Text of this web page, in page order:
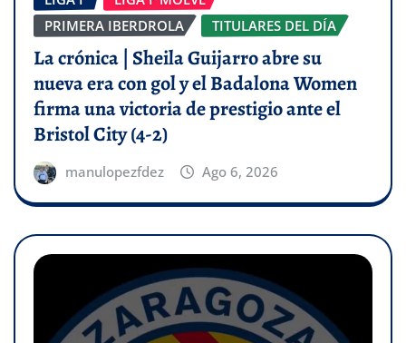
PRIMERA IBERDROLA
TITULARES DEL DÍA
La crónica | Sheila Guijarro abre su
nueva era con gol y el Badalona Women
firma una victoria de prestigio ante el
Bristol City (4-2)
manulopezfdez Ago 6, 2026